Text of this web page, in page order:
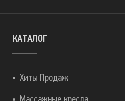
КАТАЛОГ
Хиты Продаж